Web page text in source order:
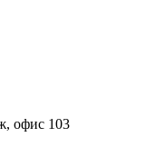
офис 103